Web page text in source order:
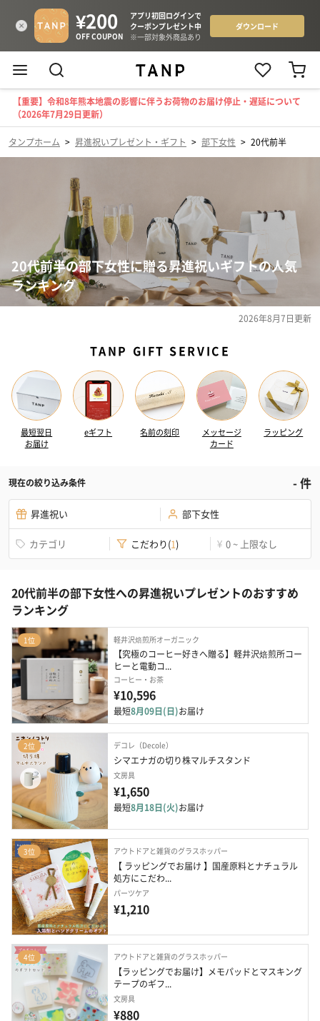
【重要】令和8年熊本地震の影響に伴うお荷物のお届け停止・遅延について
（2026年7月29日更新）
タンプホーム > 昇進祝いプレゼント・ギフト > 部下女性 > 20代前半
20代前半の部下女性に贈る昇進祝いギフトの人気
ランキング
2026年8月7日更新
TANP GIFT SERVICE
最短翌日
お届け
eギフト 名前の刻印
メッセージ
カード
ラッピング
現在の絞り込み条件 -件
昇進祝い 部下女性
カテゴリ こだわり(1) ¥ 0 ~ 上限なし
20代前半の部下女性への昇進祝いプレゼントのおすすめ
ランキング
1位 軽井沢焙煎所オーガニック
【究極のコーヒー好きへ贈る】軽井沢焙煎所コー
ヒーと電動コ...
コーヒー・お茶
¥10,596
最短8月09日(日)お届け
2位 デコレ（Decole）
シマエナガの切り株マルチスタンド
文房具
¥1,650
最短8月18日(火)お届け
3位 アウトドアと雑貨のグラスホッパー
【 ラッピングでお届け 】国産原料とナチュラル
処方にこだわ...
パーツケア
¥1,210
4位 アウトドアと雑貨のグラスホッパー
【ラッピングでお届け】メモパッドとマスキング
テープのギフ...
文房具
¥880